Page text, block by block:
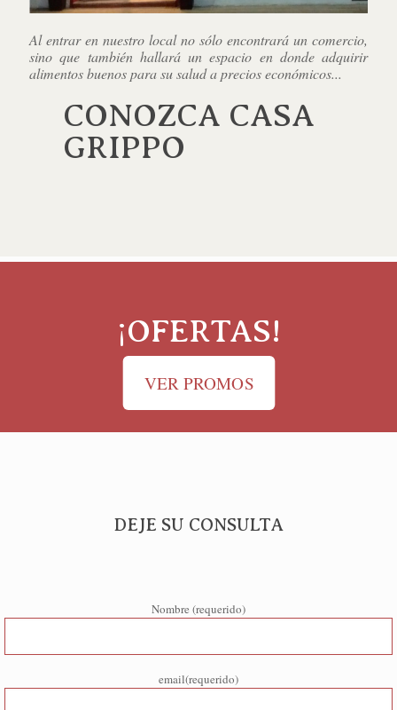
Al entrar en nuestro local no sólo encontrará un comercio,
sino que también hallará un espacio en donde adquirir
alimentos buenos para su salud a precios económicos...
CONOZCA CASA
GRIPPO
¡OFERTAS!
VER PROMOS
DEJE SU CONSULTA
Nombre (requerido)
email(requerido)